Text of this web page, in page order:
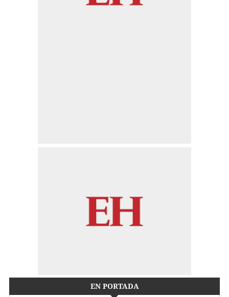
EN PORTADA